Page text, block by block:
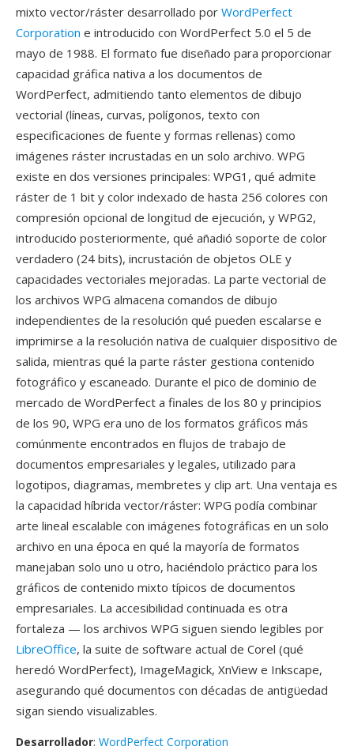
mixto vector/ráster desarrollado por WordPerfect
Corporation e introducido con WordPerfect 5.0 el 5 de
mayo de 1988. El formato fue diseñado para proporcionar
capacidad gráfica nativa a los documentos de
WordPerfect, admitiendo tanto elementos de dibujo
vectorial (líneas, curvas, polígonos, texto con
especificaciones de fuente y formas rellenas) como
imágenes ráster incrustadas en un solo archivo. WPG
existe en dos versiones principales: WPG1, qué admite
ráster de 1 bit y color indexado de hasta 256 colores con
compresión opcional de longitud de ejecución, y WPG2,
introducido posteriormente, qué añadió soporte de color
verdadero (24 bits), incrustación de objetos OLE y
capacidades vectoriales mejoradas. La parte vectorial de
los archivos WPG almacena comandos de dibujo
independientes de la resolución qué pueden escalarse e
imprimirse a la resolución nativa de cualquier dispositivo de
salida, mientras qué la parte ráster gestiona contenido
fotográfico y escaneado. Durante el pico de dominio de
mercado de WordPerfect a finales de los 80 y principios
de los 90, WPG era uno de los formatos gráficos más
comúnmente encontrados en flujos de trabajo de
documentos empresariales y legales, utilizado para
logotipos, diagramas, membretes y clip art. Una ventaja es
la capacidad híbrida vector/ráster: WPG podía combinar
arte lineal escalable con imágenes fotográficas en un solo
archivo en una época en qué la mayoría de formatos
manejaban solo uno u otro, haciéndolo práctico para los
gráficos de contenido mixto típicos de documentos
empresariales. La accesibilidad continuada es otra
fortaleza — los archivos WPG siguen siendo legibles por
LibreOffice, la suite de software actual de Corel (qué
heredó WordPerfect), ImageMagick, XnView e Inkscape,
asegurando qué documentos con décadas de antigüedad
sigan siendo visualizables.
Desarrollador: WordPerfect Corporation